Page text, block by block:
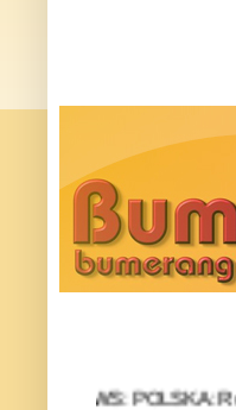
NEWS: POLSKA: